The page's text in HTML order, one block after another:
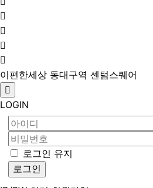
이편한세상 동대구역 센텀스퀘어
LOGIN
로그인 유지
로그인